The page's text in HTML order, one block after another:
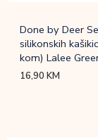
Done by Deer
silikonskih
kom) Lalee
16,90KM